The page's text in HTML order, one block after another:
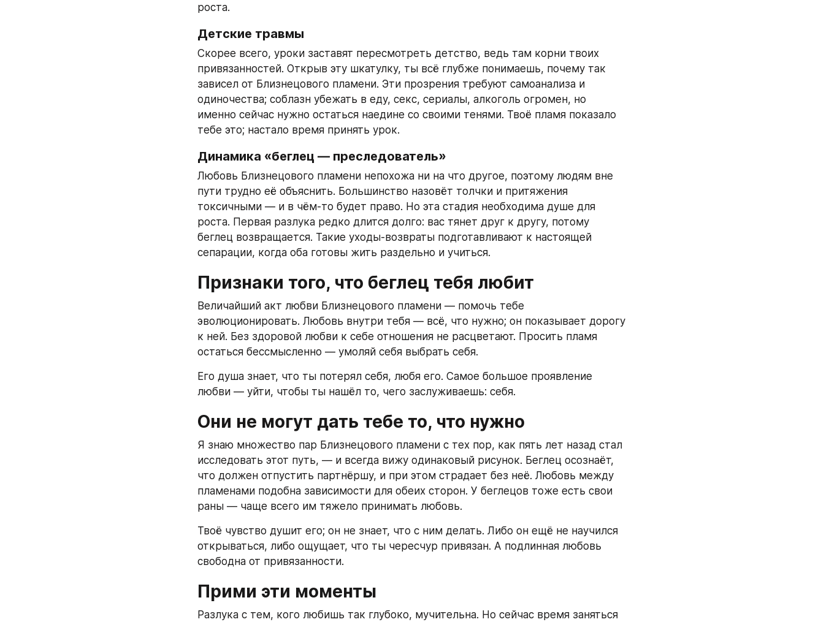
роста.
Детские травмы
Скорее всего, уроки заставят пересмотреть детство, ведь там корни твоих
привязанностей. Открыв эту шкатулку, ты всё глубже понимаешь, почему так
зависел от Близнецового пламени. Эти прозрения требуют самоанализа и
одиночества; соблазн убежать в еду, секс, сериалы, алкоголь огромен, но
именно сейчас нужно остаться наедине со своими тенями. Твоё пламя показало
тебе это; настало время принять урок.
Динамика «беглец — преследователь»
Любовь Близнецового пламени непохожа ни на что другое, поэтому людям вне
пути трудно её объяснить. Большинство назовёт толчки и притяжения
токсичными — и в чём-то будет право. Но эта стадия необходима душе для
роста. Первая разлука редко длится долго: вас тянет друг к другу, потому
беглец возвращается. Такие уходы-возвраты подготавливают к настоящей
сепарации, когда оба готовы жить раздельно и учиться.
Признаки того, что беглец тебя любит
Величайший акт любви Близнецового пламени — помочь тебе
эволюционировать. Любовь внутри тебя — всё, что нужно; он показывает дорогу
к ней. Без здоровой любви к себе отношения не расцветают. Просить пламя
остаться бессмысленно — умоляй себя выбрать себя.
Его душа знает, что ты потерял себя, любя его. Самое большое проявление
любви — уйти, чтобы ты нашёл то, чего заслуживаешь: себя.
Они не могут дать тебе то, что нужно
Я знаю множество пар Близнецового пламени с тех пор, как пять лет назад стал
исследовать этот путь, — и всегда вижу одинаковый рисунок. Беглец осознаёт,
что должен отпустить партнёршу, и при этом страдает без неё. Любовь между
пламенами подобна зависимости для обеих сторон. У беглецов тоже есть свои
раны — чаще всего им тяжело принимать любовь.
Твоё чувство душит его; он не знает, что с ним делать. Либо он ещё не научился
открываться, либо ощущает, что ты чересчур привязан. А подлинная любовь
свободна от привязанности.
Прими эти моменты
Разлука с тем, кого любишь так глубоко, мучительна. Но сейчас время заняться